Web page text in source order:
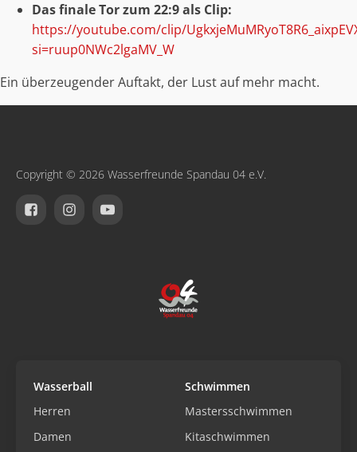
Das finale Tor zum 22:9 als Clip:
https://youtube.com/clip/
si=ruup0NWc2lgaMV_W
Ein überzeugender Auftakt, der Lust auf mehr macht.
Copyright © 2026 Wasserfreunde Spandau 04 e.V.
Wasserball
Herren
Damen
Schwimmen
Mastersschwimmen
Kitaschwimmen